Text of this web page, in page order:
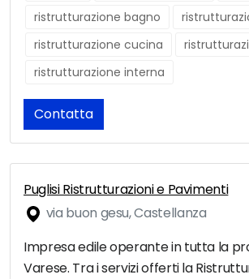
ristrutturazione bagno
ristrutturazione cucina
ristrutturazione interna
Contatta
Puglisi Ristrutturazioni e Pavimenti
via buon gesu, Castellanza
Impresa edile operante in tutta la
Varese. Tra i servizi offerti la